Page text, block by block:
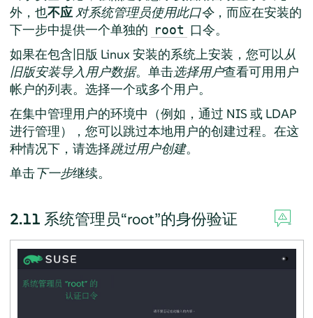
外，也不应对系统管理员使用此口令，而应在安装的
下一步中提供一个单独的 root 口令。
如果在包含旧版 Linux 安装的系统上安装，您可以从
旧版安装导入用户数据。单击选择用户查看可用用户
帐户的列表。选择一个或多个用户。
在集中管理用户的环境中（例如，通过 NIS 或 LDAP
进行管理），您可以跳过本地用户的创建过程。在这
种情况下，请选择跳过用户创建。
单击下一步继续。
2.11 系统管理员“root”的身份验证